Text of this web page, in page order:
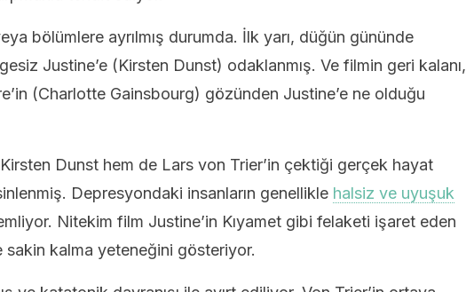
bölümlere ayrılmış durumda. İlk yarı, düğün gününde
Justine’e (Kirsten Dunst) odaklanmış. Ve filmin geri kalanı,
(Charlotte Gainsbourg) gözünden Justine’e ne olduğu
Dunst hem de Lars von Trier’in çektiği gerçek hayat
Depresyondaki insanların genellikle halsiz ve uyuşuk
Nitekim film Justine’in Kıyamet gibi felaketi işaret eden
sakin kalma yeteneğini gösteriyor.